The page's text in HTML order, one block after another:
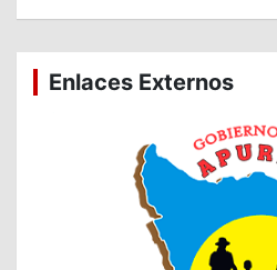
Enlaces Externos